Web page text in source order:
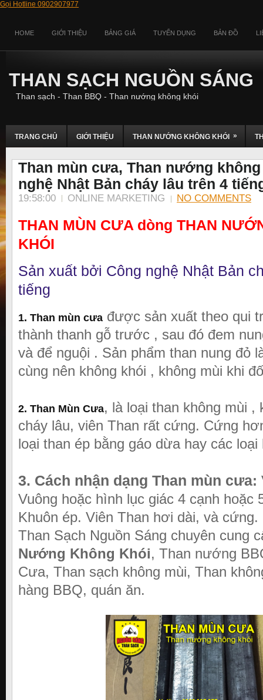
Gọi Hotline 0902907977
HOME GIỚI THIỆU BẢNG GIÁ TUYỂN DỤNG BẢN ĐỒ
THAN SẠCH NGUỒN SÁNG
Than sạch - Than BBQ - Than nướng không khói
TRANG CHỦ GIỚI THIỆU THAN NƯỚNG KHÔNG KHÓI »
Than mùn cưa, Than nướng
nghệ Nhật Bản cháy lâu trên 4
19:58:00 ONLINE MARKETING NO COMMENTS
THAN MÙN CƯA dòng THAN
KHÓI
Sản xuất bởi Công nghệ Nhật Bản
tiếng
1. Than mùn cưa được sản xuất theo qui
thành thanh gỗ trước , sau đó đem
và để nguội . Sản phẩm than nung đỏ
cùng nên không khói , không mùi khi
2. Than Mùn Cưa, là loại than không mùi ,
cháy lâu, viên Than rất cứng. Cứng
loại than ép bằng gáo dừa hay các loại
3. Cách nhận dạng Than mùn cưa:
Vuông hoặc hình lục giác 4 cạnh hoặc
Khuôn ép. Viên Than hơi dài, và
Than Sạch Nguồn Sáng chuyên cung
Nướng Không Khói, Than nướng
Cưa, Than sạch không mùi, Than
hàng BBQ, quán ăn.